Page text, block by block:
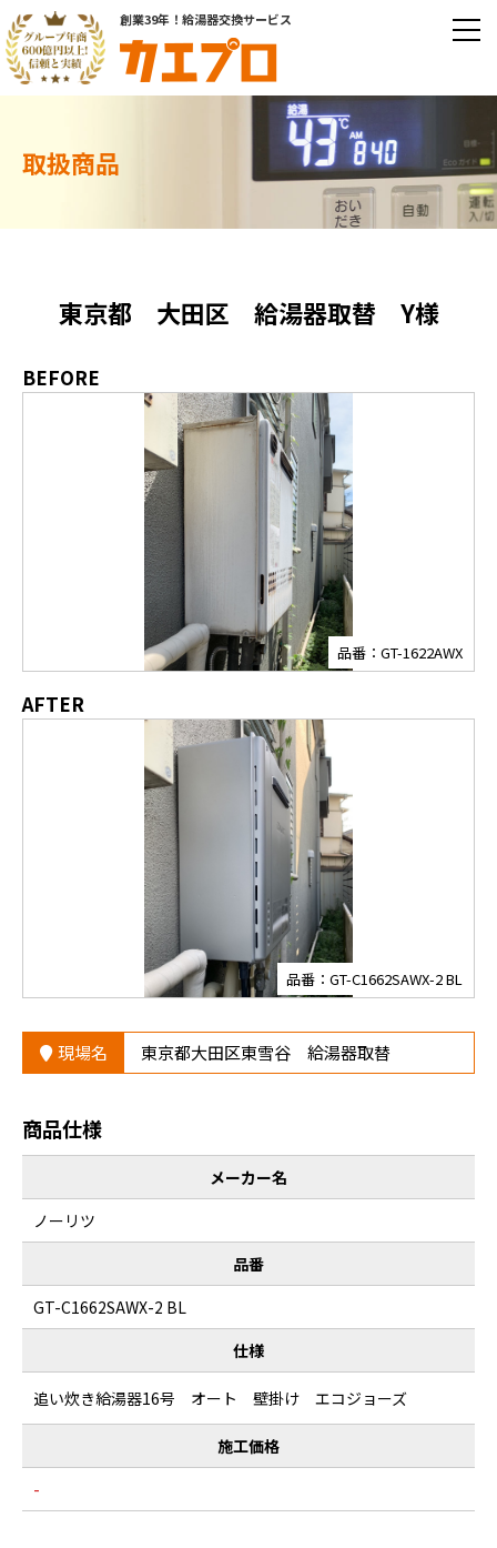
創業39年！給湯器交換サービス
取扱商品
東京都 大田区 給湯器取替 Y様
BEFORE
品番：GT-1622AWX
AFTER
品番：GT-C1662SAWX-2 BL
現場名 東京都大田区東雪谷 給湯器取替
商品仕様
メーカー名
ノーリツ
品番
GT-C1662SAWX-2 BL
仕様
追い炊き給湯器16号 オート 壁掛け エコジョーズ
施工価格
-